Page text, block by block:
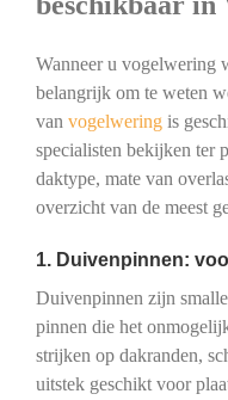
Wanneer u vogelwering
belangrijk om te weten
van vogelweringis
specialisten bekijken ter
daktype, mate van
overzicht van de meest
1. Duivenpinnen:
Duivenpinnen zijn
pinnen die het
strijken op dakranden,
uitstek geschikt voor